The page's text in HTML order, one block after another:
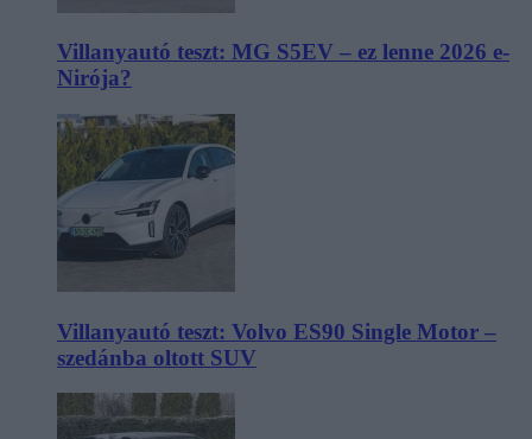
Villanyautó teszt: MG S5EV – ez lenne 2026 e-
Nirója?
Villanyautó teszt: Volvo ES90 Single Motor –
szedánba oltott SUV